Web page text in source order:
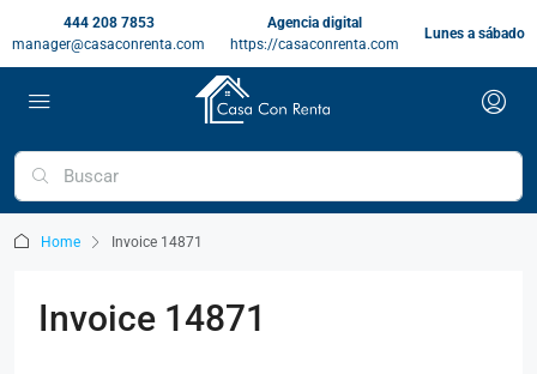
444 208 7853
manager@casaconrenta.com
Agencia digital
https://casaconrenta.com
Lunes a sábado
Home Invoice 14871
Invoice 14871